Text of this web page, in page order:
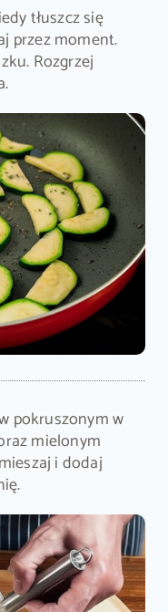
tłuszcz się
przez moment.
Rozgrzej
pokruszonym w
mielonym
i dodaj